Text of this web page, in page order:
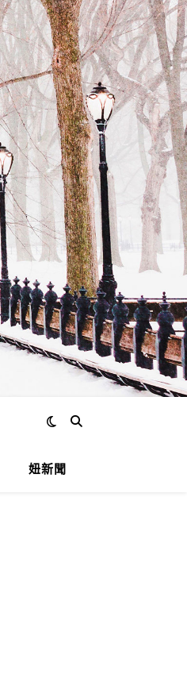
妞新聞